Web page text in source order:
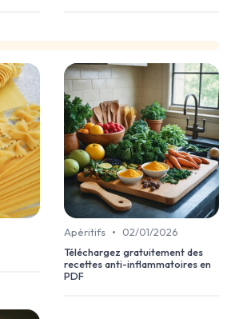
Apéritifs •
02/01/2026
Téléchargez gratuitement des
recettes anti-inflammatoires en
PDF